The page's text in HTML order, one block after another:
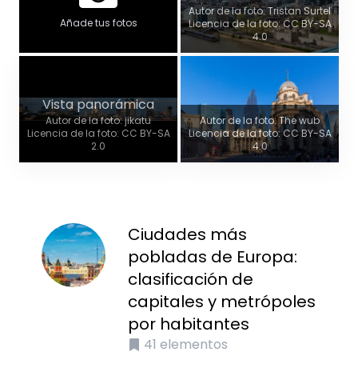
Añade tus fotos
Autor de la foto: Tristan Surtel
Licencia de la foto: CC BY-SA
4.0
Vista panorámica
Autor de la foto: jikatu
Licencia de la foto: CC BY-SA
2.0
Autor de la foto: The wub
Licencia de la foto: CC BY-SA
4.0
Ciudades más
pobladas de Europa:
clasificación de
capitales y metrópoles
por habitantes
41 elementos